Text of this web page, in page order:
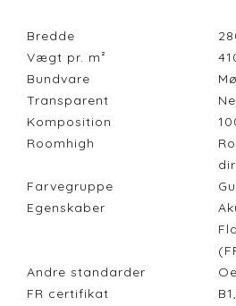
Bredde
Vægt pr. m²
Bundvare
Transparent
Komposition
Roomhigh
Farvegruppe
Egenskaber
Andre standarder
FR certifikat